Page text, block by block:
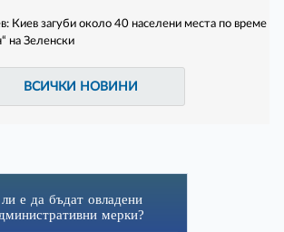
Киев загуби около 40 населени места по време
на Зеленски
ВСИЧКИ НОВИНИ